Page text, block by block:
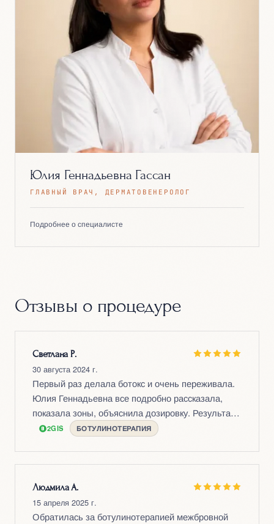
Юлия Геннадьевна Гассан
ГЛАВНЫЙ ВРАЧ, ДЕРМАТОВЕНЕРОЛОГ
Подробнее о специалисте
Отзывы о процедуре
Светлана Р.
30 августа 2024 г.
Первый раз делала ботокс и очень переживала.
Юлия Геннадьевна все подробно рассказала,
показала зоны, объяснила дозировку. Результат
очень натуральный — мимика сохранилась, но
2GIS БОТУЛИНОТЕРАПИЯ
Людмила А.
15 апреля 2025 г.
Обратилась за ботулинотерапией межбровной